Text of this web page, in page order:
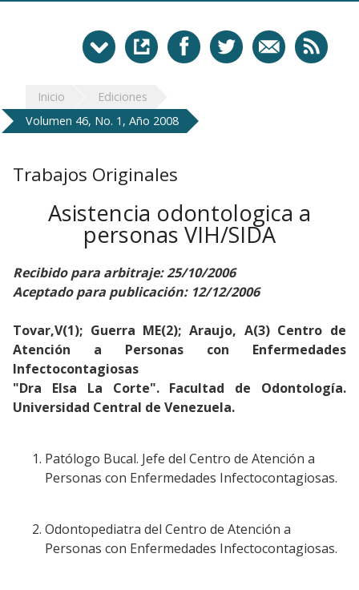
Inicio
Ediciones
Volumen 46, No. 1, Año 2008
Trabajos Originales
Asistencia odontologica a
personas VIH/SIDA
Recibido para arbitraje: 25/10/2006
Aceptado para publicación: 12/12/2006
Tovar,V(1); Guerra ME(2); Araujo, A(3) Centro de
Atención a Personas con Enfermedades
Infectocontagiosas
"Dra Elsa La Corte". Facultad de Odontología.
Universidad Central de Venezuela.
Patólogo Bucal. Jefe del Centro de Atención a
Personas con Enfermedades Infectocontagiosas.
Odontopediatra del Centro de Atención a
Personas con Enfermedades Infectocontagiosas.